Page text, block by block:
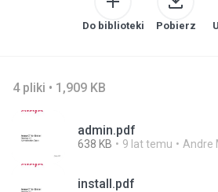
Do biblioteki Pobierz
4 pliki • 1,909 KB
admin.pdf
638 KB 9 lat temu Andre
install.pdf